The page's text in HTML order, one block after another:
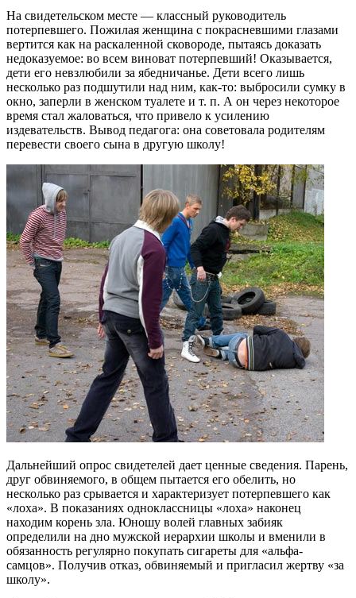
На свидетельском месте — классный руководитель
потерпевшего. Пожилая женщина с покрасневшими глазами
вертится как на раскаленной сковороде, пытаясь доказать
недоказуемое: во всем виноват потерпевший! Оказывается,
дети его невзлюбили за ябедничанье. Дети всего лишь
несколько раз подшутили над ним, как-то: выбросили сумку в
окно, заперли в женском туалете и т. п. А он через некоторое
время стал жаловаться, что привело к усилению
издевательств. Вывод педагога: она советовала родителям
перевести своего сына в другую школу!
Дальнейший опрос свидетелей дает ценные сведения. Парень,
друг обвиняемого, в общем пытается его обелить, но
несколько раз срывается и характеризует потерпевшего как
«лоха». В показаниях одноклассницы «лоха» наконец
находим корень зла. Юношу волей главных забияк
определили на дно мужской иерархии школы и вменили в
обязанность регулярно покупать сигареты для «альфа-
самцов». Получив отказ, обвиняемый и пригласил жертву «за
школу».